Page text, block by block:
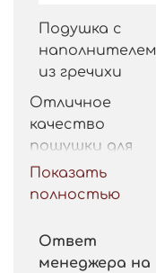
Подушка с
наполнителем
из гречихи
Отличное
качество
пошушки для
такой цены.
Рекомендую.
Показать
полностью
Ответ
менеджера на